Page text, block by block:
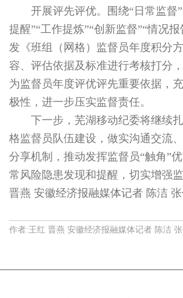
开展评先评优。围绕“日常监督
提醒”“工作提炼”“创新监督”“情况
发《班组（网格）监督员年度积分
容、评估依据及标准进行考核打分
为监督员年度评优评先重要依据，
极性，进一步压实监督责任。
下一步，芜湖移动纪委将继续
格监督员队伍建设，做实沟通交流
分享机制，推动发挥监督员“触角”
常风险隐患发现和提醒，切实增强
晋燕 安徽经济报融媒体记者 陈洁 张
作者:王红 晋燕 安徽经济报融媒体记者 陈洁